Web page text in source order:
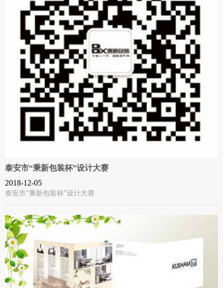
泰安市“秉新包装杯”设计大赛
2018-12-05
泰安市“秉新包装杯”设计大赛